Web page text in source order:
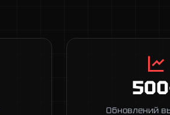
Обновлений